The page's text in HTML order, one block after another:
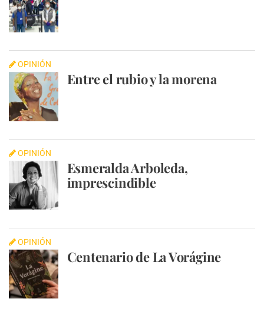
OPINIÓN
Entre el rubio y la morena
OPINIÓN
Esmeralda Arboleda,
imprescindible
OPINIÓN
Centenario de La Vorágine